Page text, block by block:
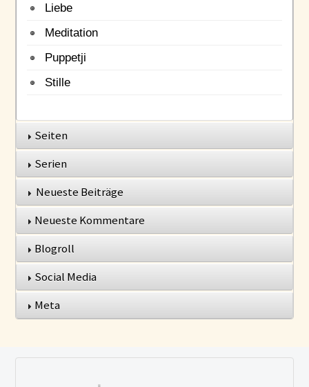
Liebe
Meditation
Puppetji
Stille
Seiten
Serien
Neueste Beiträge
Neueste Kommentare
Blogroll
Social Media
Meta